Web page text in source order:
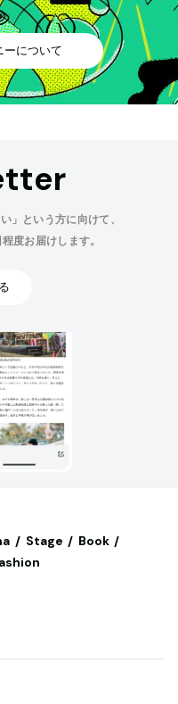
ーについて
」という方に向けて、
度お届けします。
Stage
Book